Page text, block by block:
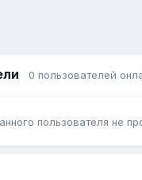
0 пользователей
пользователя не